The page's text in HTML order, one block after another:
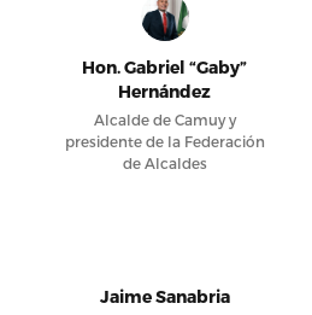
Hon. Gabriel “Gaby”
Hernández
Alcalde de Camuy y
presidente de la Federación
de Alcaldes
Jaime Sanabria